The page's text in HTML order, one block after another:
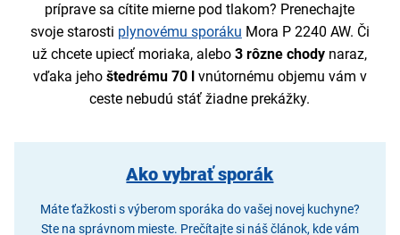
príprave sa cítite mierne pod tlakom? Prenechajte
svoje starosti plynovému sporáku Mora P 2240 AW. Či
už chcete upiecť moriaka, alebo3 rôzne chody naraz,
vďaka jeho štedrému 70 l vnútornému objemu vám v
ceste nebudú stáť žiadne prekážky.
Ako vybrať sporák
Máte ťažkosti s výberom sporáka do vašej novej kuchyne?
Ste na správnom mieste. Prečítajte si náš článok, kde vám